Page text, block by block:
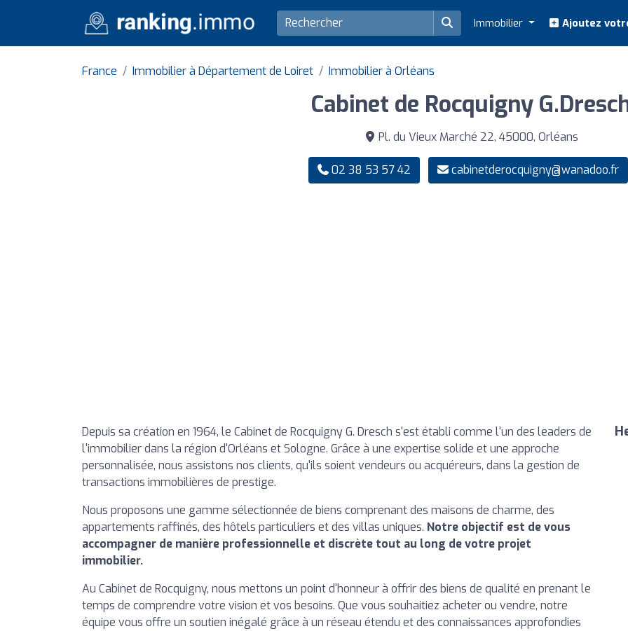
Immobilier Ajoutez
France Immobilier à Département de Loiret Immobilier à Orléans
Cabinet de Rocquigny
Pl. du Vieux Marché 22, 45000, Orléans
02 38 53 57 42 cabinetderocquigny@wanadoo.fr
Depuis sa création en 1964, le Cabinet de Rocquigny G. Dresch s'est établi comme l'un des leaders de
l'immobilier dans la région d'Orléans et Sologne. Grâce à une expertise solide et une approche
personnalisée, nous assistons nos clients, qu'ils soient vendeurs ou acquéreurs, dans la gestion de
transactions immobilières de prestige.
Nous proposons une gamme sélectionnée de biens comprenant des maisons de charme, des
appartements raffinés, des hôtels particuliers et des villas uniques. Notre objectif est de vous
accompagner de manière professionnelle et discrète tout au long de votre projet
immobilier.
Au Cabinet de Rocquigny, nous mettons un point d'honneur à offrir des biens de qualité en prenant le
temps de comprendre votre vision et vos besoins. Que vous souhaitiez acheter ou vendre, notre
équipe vous offre un soutien inégalé grâce à un réseau étendu et des connaissances approfondies